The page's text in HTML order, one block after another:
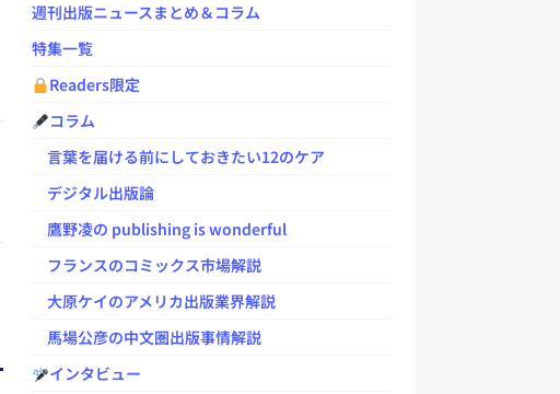
週刊出版ニュースまとめ＆コラム
特集一覧
Readers限定
コラム
言葉を届ける前にしておきたい12のケア
デジタル出版論
鷹野凌の publishing is wonderful
フランスのコミックス市場解説
大原ケイのアメリカ出版業界解説
馬場公彦の中文圏出版事情解説
インタビュー